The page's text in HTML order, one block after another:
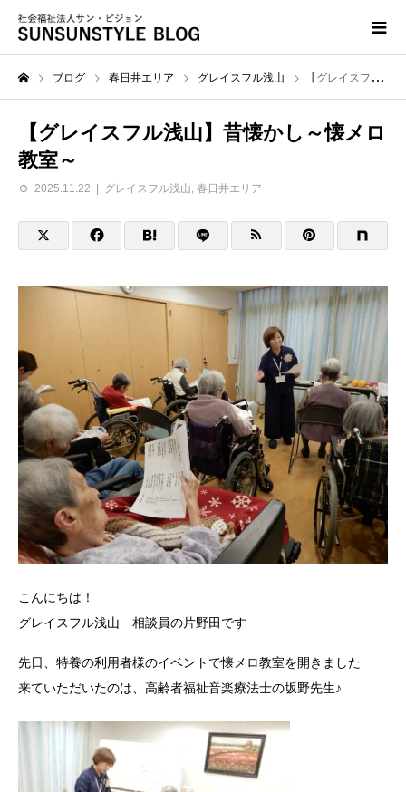
ブログ 春日井エリア グレイスフル浅山 【グレイスフル浅山】昔懐かし～懐メロ教室～
【グレイスフル浅山】昔懐かし～懐メロ
教室～
2025.11.22 グレイスフル浅山 春日井エリア
こんにちは！
グレイスフル浅山 相談員の片野田です
先日、特養の利用者様のイベントで懐メロ教室を開きました
来ていただいたのは、高齢者福祉音楽療法士の坂野先生♪